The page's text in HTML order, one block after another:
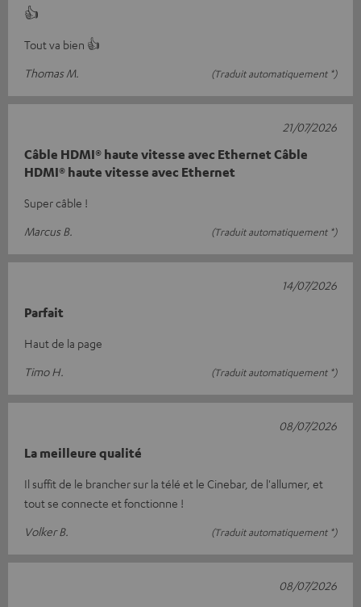
👍
Tout va bien 👍
Thomas M.
(Traduit automatiquement *)
Câble HDMI® haute vitesse avec Ethernet Câble
HDMI® haute vitesse avec Ethernet
Super câble !
Marcus B.
(Traduit automatiquement *)
21/07/2026
Parfait
Haut de la page
Timo H.
(Traduit automatiquement *)
14/07/2026
La meilleure qualité
Il suffit de le brancher sur la télé et le Cinebar, de l'allumer, et
tout se connecte et fonctionne !
Volker B.
(Traduit automatiquement *)
08/07/2026
08/07/2026